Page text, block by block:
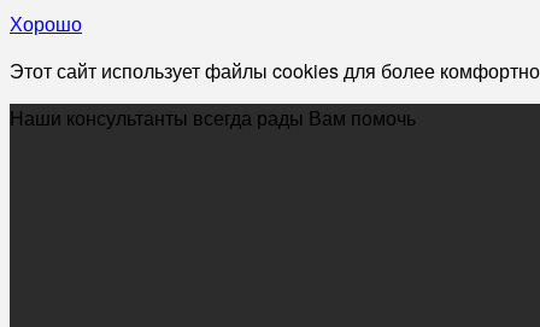
Хорошо
Этот сайт использует файлы cookies для более
Наши консультанты всегда рады Вам помочь